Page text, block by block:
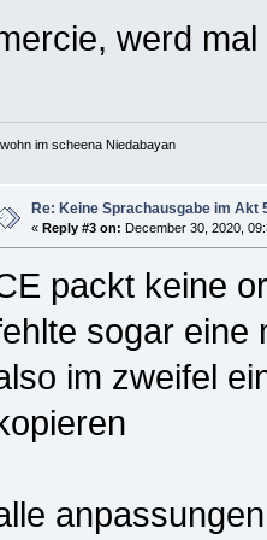
werd
im scheena Niedabayan
Re: Keine Sprachausgabe im Akt
« Reply #3 on: December 30, 2020,
packt keine
sogar eine
im zweifel